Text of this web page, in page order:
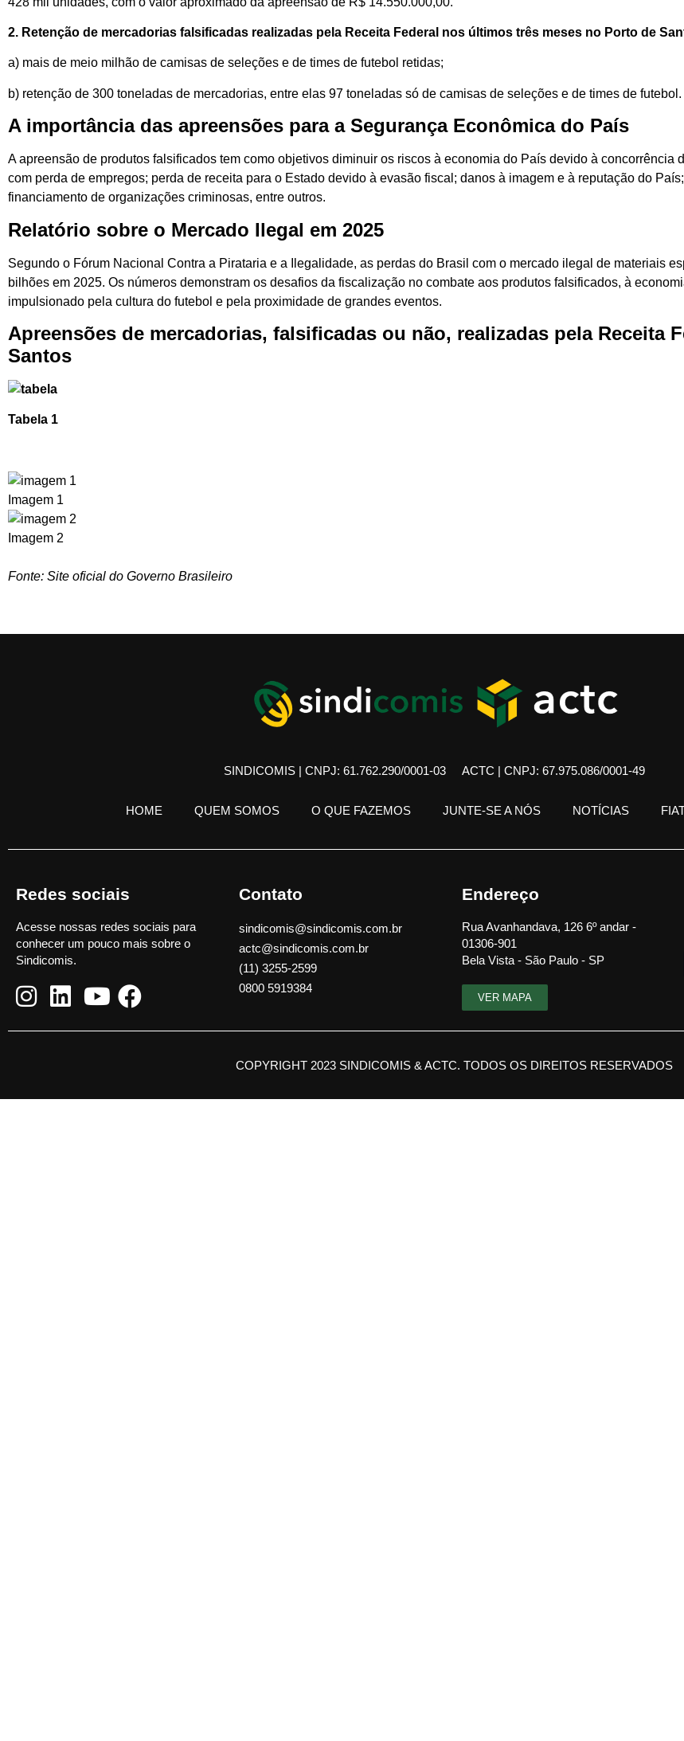
2. Retenção de mercadorias falsificadas realizadas pela Receita Federal nos últimos três meses no Porto de
a) mais de meio milhão de camisas de seleções e de times de futebol retidas;
b) retenção de 300 toneladas de mercadorias, entre elas 97 toneladas só de camisas de seleções e de times de futebol.
A importância das apreensões para a Segurança Econômica do País
A apreensão de produtos falsificados tem como objetivos diminuir os riscos à economia do País devido à concorrência
com perda de empregos; perda de receita para o Estado devido à evasão fiscal; danos à imagem e à reputação do
financiamento de organizações criminosas, entre outros.
Relatório sobre o Mercado Ilegal em 2025
Segundo o Fórum Nacional Contra a Pirataria e a Ilegalidade, as perdas do Brasil com o mercado ilegal de materiais
bilhões em 2025. Os números demonstram os desafios da fiscalização no combate aos produtos falsificados, à
impulsionado pela cultura do futebol e pela proximidade de grandes eventos.
Apreensões de mercadorias, falsificadas ou não, realizadas pela Receita
Santos
Tabela 1
Imagem 1
Imagem 2
Fonte: Site oficial do Governo Brasileiro
SINDICOMIS | CNPJ: 61.762.290/0001-03 ACTC | CNPJ: 67.975.086/0001-49
HOME QUEM SOMOS O QUE FAZEMOS JUNTE-SE A NÓS NOTÍCIAS
Redes sociais
Acesse nossas redes sociais para
conhecer um pouco mais sobre o
Sindicomis.
Contato
sindicomis@sindicomis.com.br
actc@sindicomis.com.br
(11) 3255-2599
0800 5919384
Endereço
Rua Avanhandava, 126 6º andar -
01306-901
Bela Vista - São Paulo - SP
VER MAPA
COPYRIGHT 2023 SINDICOMIS & ACTC. TODOS OS DIREITOS RESERVADOS